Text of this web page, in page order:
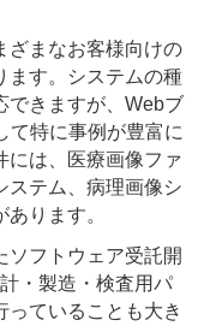
ざまなお客様向けの
ます。システムの種
できますが、Webブ
て特に事例が豊富に
には、医療画像ファ
ステム、病理画像シ
ります。
ソフトウェア受託開
・製造・検査用パ
っていることも大き